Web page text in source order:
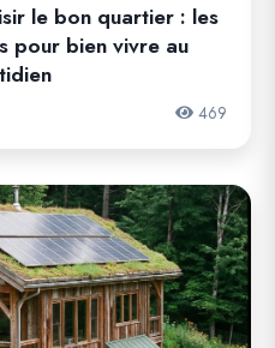
le bon quartier : les
pour bien vivre au
469